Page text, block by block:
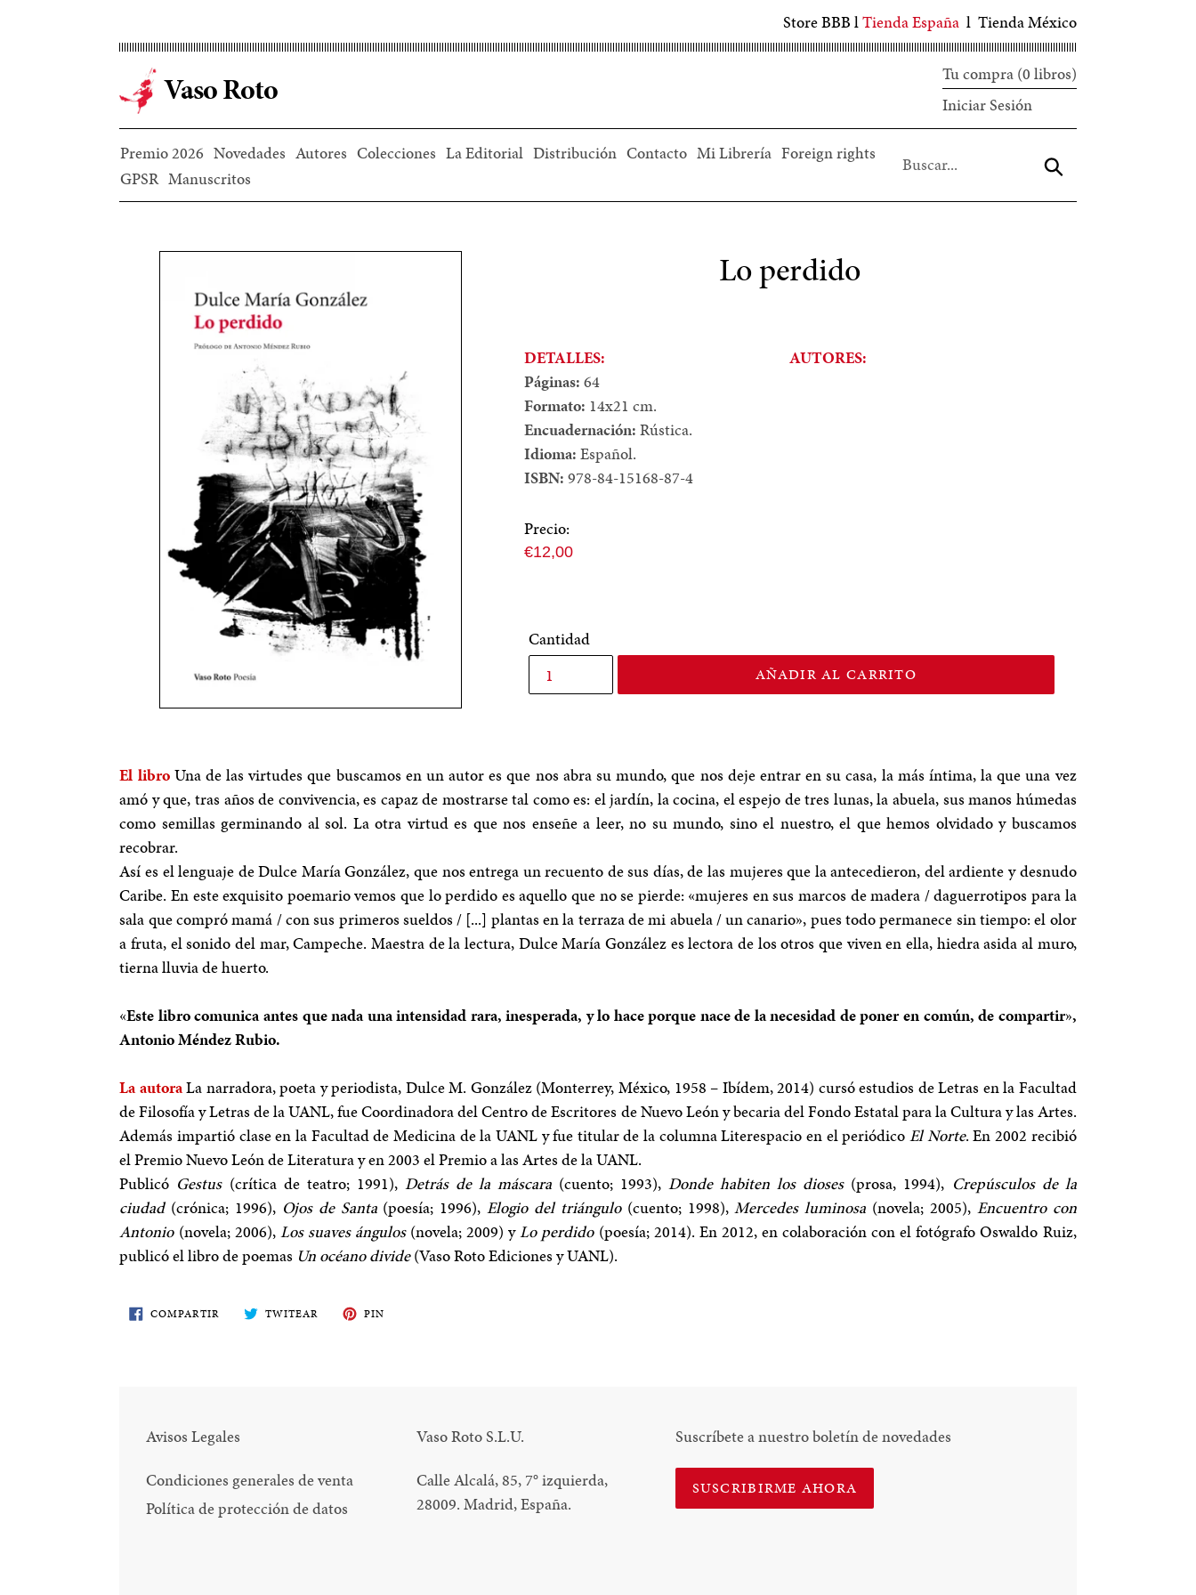
contenido
principal
Store BBB lTienda España l Tienda México
Vaso Roto
Tu compra (0 libros)
Iniciar SesiónIniciar
sesión
Premio 2026 Novedades Autores Colecciones La Editorial Distribución Contacto Mi Librería Foreign rights
GPSR Manuscritos
Lo perdido
DETALLES:
Páginas:64
Formato: 14x21 cm.
Encuadernación:Rústica.
Idioma:Español.
ISBN:978-84-15168-87-4
AUTORES:
Precio:
Precio
€12,00
Cantidad
AÑADIR AL CARRITO
El libroUna de las virtudes que buscamos en un autor es que nos abra su mundo, que nos deje entrar en su casa, la más íntima, la que una vez
amó y que, tras años de convivencia, es capaz de mostrarse tal como es: el jardín, la cocina, el espejo de tres lunas, la abuela, sus manos húmedas
como semillas germinando al sol. La otra virtud es que nos enseñe a leer, no su mundo, sino el nuestro, el que hemos olvidado y buscamos
recobrar.
Así es el lenguaje de Dulce María González, que nos entrega un recuento de sus días, de las mujeres que la antecedieron, del ardiente y desnudo
Caribe. En este exquisito poemario vemos que lo perdido es aquello que no se pierde: «mujeres en sus marcos de madera / daguerrotipos para la
sala que compró mamá / con sus primeros sueldos / [...] plantas en la terraza de mi abuela / un canario», pues todo permanece sin tiempo: el olor
a fruta, el sonido del mar, Campeche. Maestra de la lectura, Dulce María González es lectora de los otros que viven en ella, hiedra asida al muro,
tierna lluvia de huerto.
«Este libro comunica antes que nada una intensidad rara, inesperada, y lo hace porque nace de la necesidad de poner en común, de compartir»,
Antonio Méndez Rubio.
La autoraLa narradora, poeta y periodista, Dulce M. González (Monterrey, México, 1958 – Ibídem, 2014) cursó estudios de Letras en la Facultad
de Filosofía y Letras de la UANL, fue Coordinadora del Centro de Escritores de Nuevo León y becaria del Fondo Estatal para la Cultura y las Artes.
Además impartió clase en la Facultad de Medicina de la UANL y fue titular de la columna Literespacio en el periódicoEl Norte. En 2002 recibió
el Premio Nuevo León de Literatura y en 2003 el Premio a las Artes de la UANL.
Publicó Gestus(crítica de teatro; 1991), Detrás de la máscara(cuento; 1993),Donde habiten los dioses(prosa, 1994), Crepúsculos de la
ciudad(crónica; 1996), Ojos de Santa(poesía; 1996),Elogio del triángulo(cuento; 1998),Mercedes luminosa (novela; 2005), Encuentro con
Antonio(novela; 2006), Los suaves ángulos (novela; 2009) yLo perdido(poesía; 2014). En 2012, en colaboración con el fotógrafo Oswaldo Ruiz,
publicó el libro de poemas Un océano divide(Vaso Roto Ediciones y UANL).
COMPARTIR COMPARTETWITEAR TWITEA
EN
PINPIN
Avisos Legales
Condiciones generales de venta
Política de protección de datos
Vaso Roto S.L.U.
Calle Alcalá, 85, 7°izquierda,
28009. Madrid, España.
Suscríbete a nuestro boletín de novedades
SUSCRIBIRME AHORA